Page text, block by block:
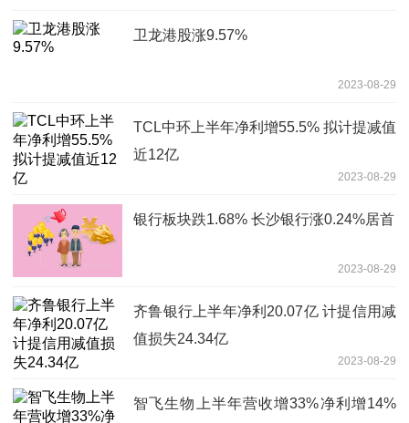
卫龙港股涨9.57%
2023-08-29
TCL中环上半年净利增55.5% 拟计提减值
近12亿
2023-08-29
银行板块跌1.68% 长沙银行涨0.24%居首
2023-08-29
齐鲁银行上半年净利20.07亿 计提信用减
值损失24.34亿
2023-08-29
智飞生物上半年营收增33%净利增14%